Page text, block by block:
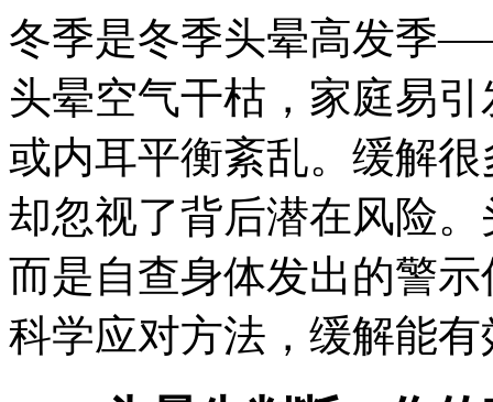
冬季是冬季头晕高发季
头晕空气干枯，家庭易引
或内耳平衡紊乱。缓解
却忽视了背后潜在风险
而是自查身体发出的警
科学应对方法，缓解能